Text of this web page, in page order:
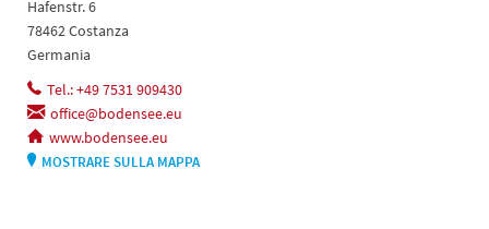
Hafenstr. 6
78462 Costanza
Germania
Tel.: +49 7531 909430
office@bodensee.eu
www.bodensee.eu
MOSTRARE SULLA MAPPA